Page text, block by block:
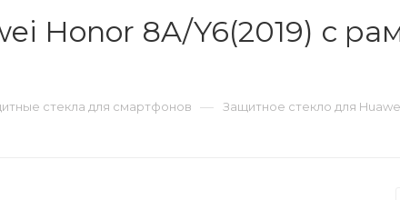
Honor 8A/Y6(2019) с
стекла для смартфонов — Защитное стекло для